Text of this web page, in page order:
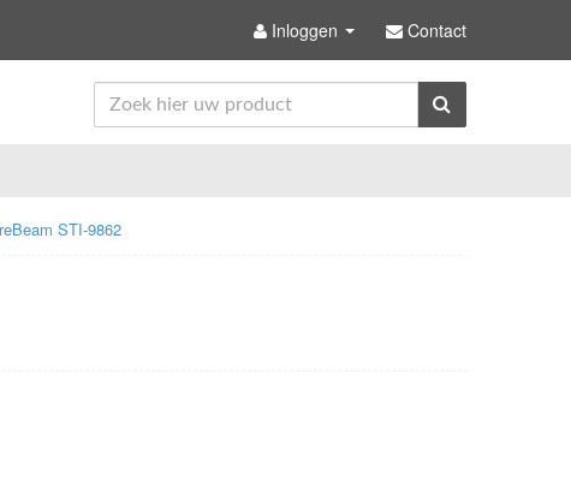
Inloggen Contact
STI-9862